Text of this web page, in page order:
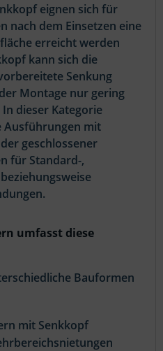
eignen sich für
nach dem Einsetzen eine
erreicht werden
kann sich die
Senkung
Montage nur gering
dieser Kategorie
Ausführungen mit
geschlossener
für Standard-,
umfasst diese
Bauformen
mit Senkkopf